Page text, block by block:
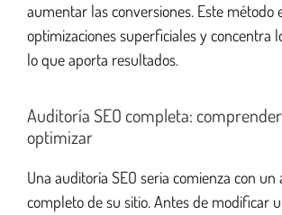
aumentar las conversiones. Este método
optimizaciones superficiales y concentra
lo que aporta resultados.
Auditoría SEO completa:
optimizar
Una auditoría SEO seria comienza con un
completo de su sitio. Antes de modificar